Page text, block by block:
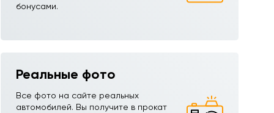
бонусами.
Реальные фото
Все фото на сайте реальных
автомобилей. Вы получите в прокат